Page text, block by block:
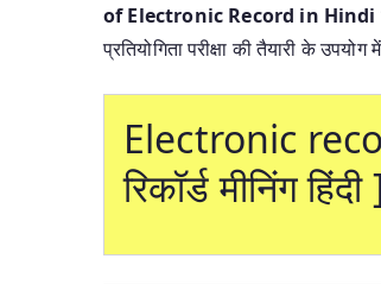
of Electronic Record in Hindi
प्रतियोगिता परीक्षा की तैयारी के
Electronic
रिकॉर्ड मीनिंग हिंदी ]